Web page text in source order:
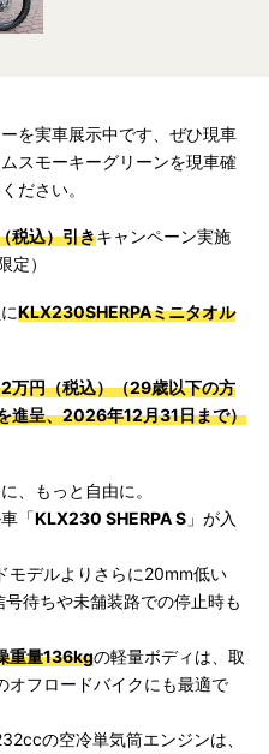
を実車展示中です、ぜひ現車
スモーキーグリーンを現車確
ださい。
税込）引きキャンペーン実施
定）
KLX230SHERPAミニタオル
万円（税込）（29歳以下の方
進呈、2026年12月31日まで）
、もっと自由に。
「KLX230 SHERPA S 」が入
モデルよりさらに20mm低い
号待ちや未舗装路での停止時も
重量136kgの軽量ボディは、取
オフロードバイクにも最適で
の空冷単気筒エンジンは、